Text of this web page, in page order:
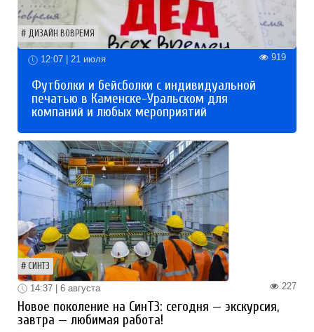
ДИЗАЙН ВОВРЕМЯ
12:07 | 21 июля 919
Футболки и бейсболки с индивидуальной
печатью в Каменске-Уральском для
компаний и любых мероприятий
СИНТЗ
227
14:37 | 6 августа
Новое поколение на СинТЗ: сегодня — экскурсия,
завтра — любимая работа!